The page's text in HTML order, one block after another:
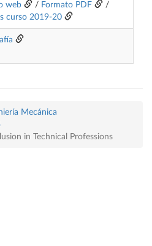
web / Formato PDF
/
curso 2019-20
Mecánica
in Technical Professions